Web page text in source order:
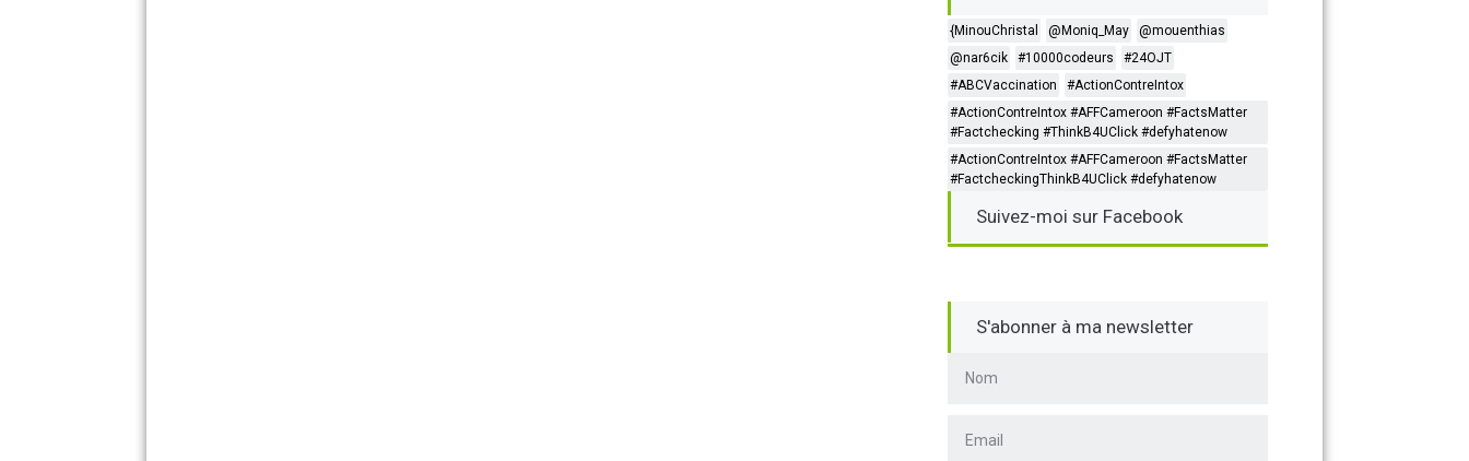
{MinouChristal @Moniq_May
@mouenthias
@nar6cik
#10000codeurs
#24OJT
#ABCVaccination
#ActionContreIntox
#ActionContreIntox #AFFCameroon #FactsMatter
#Factchecking #ThinkB4UClick #defyhatenow
#ActionContreIntox #AFFCameroon #FactsMatter
#FactcheckingThinkB4UClick #defyhatenow
Suivez-moi sur Facebook
S'abonner à ma newsletter